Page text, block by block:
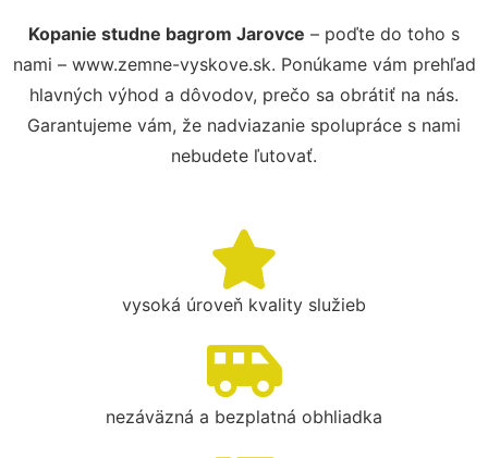
Kopanie studne bagrom Jarovce – poďte do toho s
nami – www.zemne-vyskove.sk. Ponúkame vám prehľad
hlavných výhod a dôvodov, prečo sa obrátiť na nás.
Garantujeme vám, že nadviazanie spolupráce s nami
nebudete ľutovať.
vysoká úroveň kvality služieb
nezáväzná a bezplatná obhliadka